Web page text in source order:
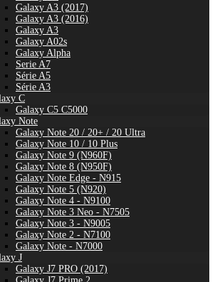
Galaxy A3 (2017)
Galaxy A3 (2016)
Galaxy A3
Galaxy A02s
Galaxy Alpha
Serie A7
Série A5
Série A3
C
Galaxy C5 C5000
Note
Galaxy Note 20 / 20+ / 20 Ultra
Galaxy Note 10 / 10 Plus
Galaxy Note 9 (N960F)
Galaxy Note 8 (N950F)
Galaxy Note Edge - N915
Galaxy Note 5 (N920)
Galaxy Note 4 - N9100
Galaxy Note 3 Neo - N7505
Galaxy Note 3 - N9005
Galaxy Note 2 - N7100
Galaxy Note - N7000
J
Galaxy J7 PRO (2017)